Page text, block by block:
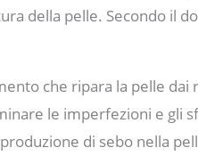
della pelle. Secondo il
che ripara la pelle dai
le imperfezioni e gli
di sebo nella